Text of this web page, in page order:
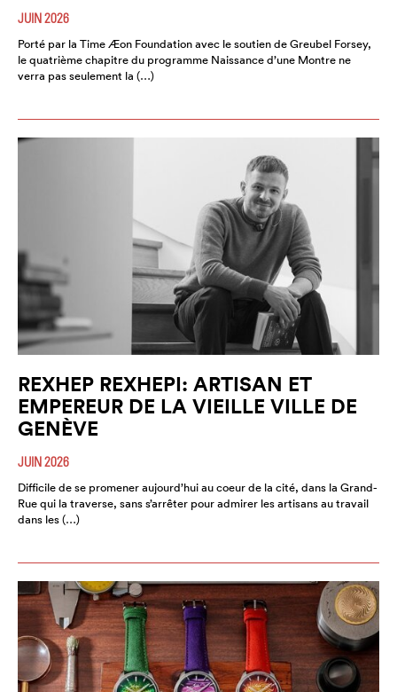
JUIN 2026
Porté par la Time Æon Foundation avec le soutien de Greubel Forsey,
le quatrième chapitre du programme Naissance d’une Montre ne
verra pas seulement la (…)
REXHEP REXHEPI: ARTISAN ET
EMPEREUR DE LA VIEILLE VILLE DE
GENÈVE
JUIN 2026
Difficile de se promener aujourd’hui au coeur de la cité, dans la Grand-
Rue qui la traverse, sans s’arrêter pour admirer les artisans au travail
dans les (…)